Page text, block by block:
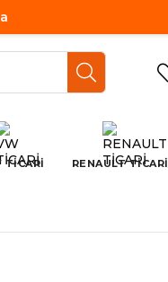
TİCARİ RENAULT TİCARİ